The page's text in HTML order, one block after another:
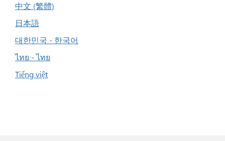
中文 (繁體)
日本語
대한민국 - 한국어
ไทย - ไทย
Tiếng việt